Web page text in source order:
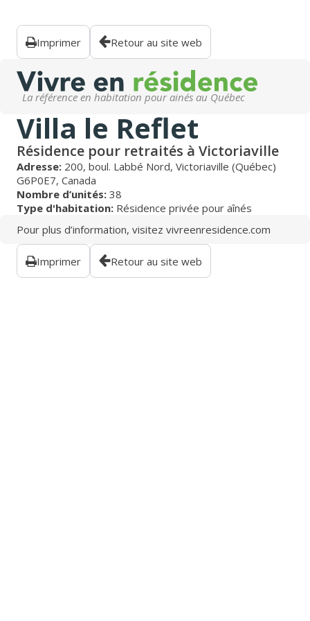
Imprimer Retour au site web
La référence en habitation pour ainés au Québec
Villa le Reflet
Résidence pour retraités à Victoriaville
Adresse: 200, boul. Labbé Nord, Victoriaville (Québec)
G6P0E7, Canada
Nombre d’unités: 38
Type d'habitation: Résidence privée pour aînés
Pour plus d’information, visitez vivreenresidence.com
Imprimer Retour au site web